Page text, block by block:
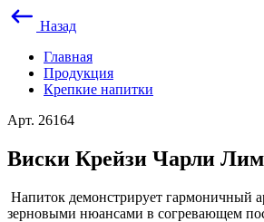
Назад
Главная
Продукция
Крепкие напитки
Арт. 26164
Виски Крейзи Чарли
Напиток демонстрирует гармоничный
зерновыми нюансами в согревающем